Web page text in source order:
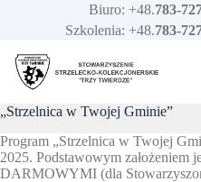
Biuro: +48.783-
Szkolenia: +48.783-
„Strzelnica w Twojej Gminie”
Program „Strzelnica w Twojej
2025. Podstawowym założeniem
DARMOWYMI (dla